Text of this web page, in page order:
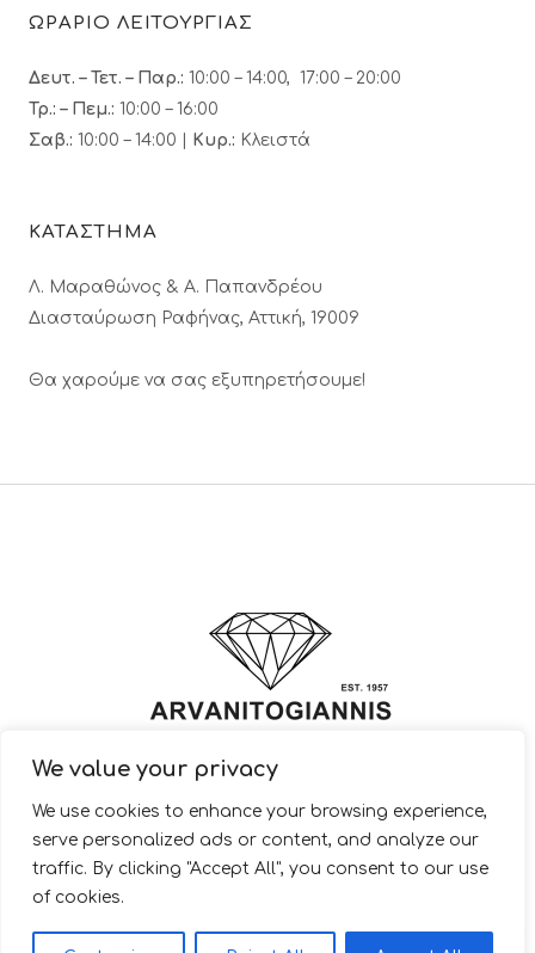
We value your privacy
We use cookies to enhance your browsing experience,
serve personalized ads or content, and analyze our
traffic. By clicking "Accept All", you consent to our use
of cookies.
ΩΡΑΡΙΟ ΛΕΙΤΟΥΡΓΙΑΣ
Δευτ. – Τετ. – Παρ.: 10:00 – 14:00, 17:00 – 20:00
Τρ.: – Πεμ.: 10:00 – 16:00
Σαβ.: 10:00 – 14:00 | Κυρ.: Κλειστά
ΚΑΤΑΣΤΗΜΑ
Λ. Μαραθώνος & A. Παπανδρέου
Διασταύρωση Ραφήνας, Αττική, 19009
Θα χαρούμε να σας εξυπηρετήσουμε!
© 2022 ARVANITOGIANNIS – Jewelry Design & Manufacturing |
JewelryShop.gr